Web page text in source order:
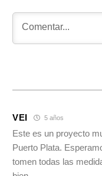
VEI 5 años
Este es un proyecto
Puerto Plata.
tomen todas las